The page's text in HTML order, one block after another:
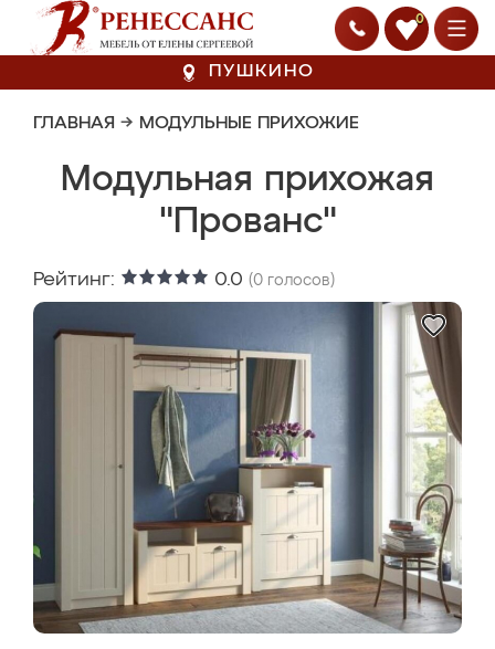
0
ПУШКИНО
ГЛАВНАЯ → МОДУЛЬНЫЕ ПРИХОЖИЕ
Модульная прихожая
"Прованс"
Рейтинг: 0.0 (0 голосов)